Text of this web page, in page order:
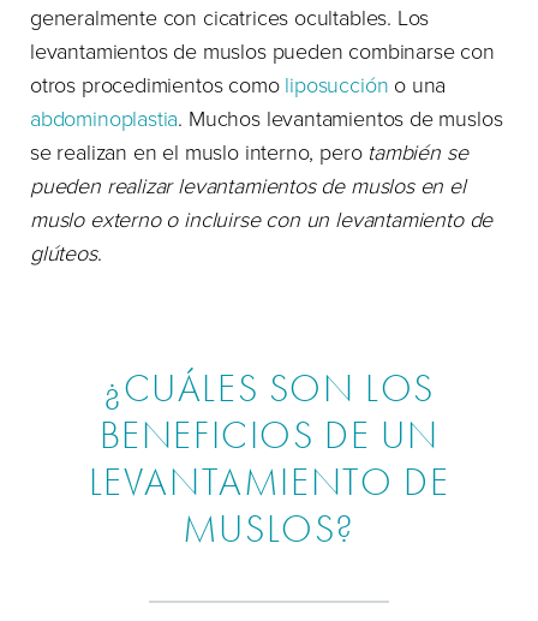
generalmente con cicatrices ocultables. Los
levantamientos de muslos pueden combinarse con
otros procedimientos como liposucción o una
abdominoplastia. Muchos levantamientos de muslos
se realizan en el muslo interno, pero también se
pueden realizar levantamientos de muslos en el
muslo externo o incluirse con un levantamiento de
glúteos.
¿CUÁLES SON LOS
BENEFICIOS DE UN
LEVANTAMIENTO DE
MUSLOS?